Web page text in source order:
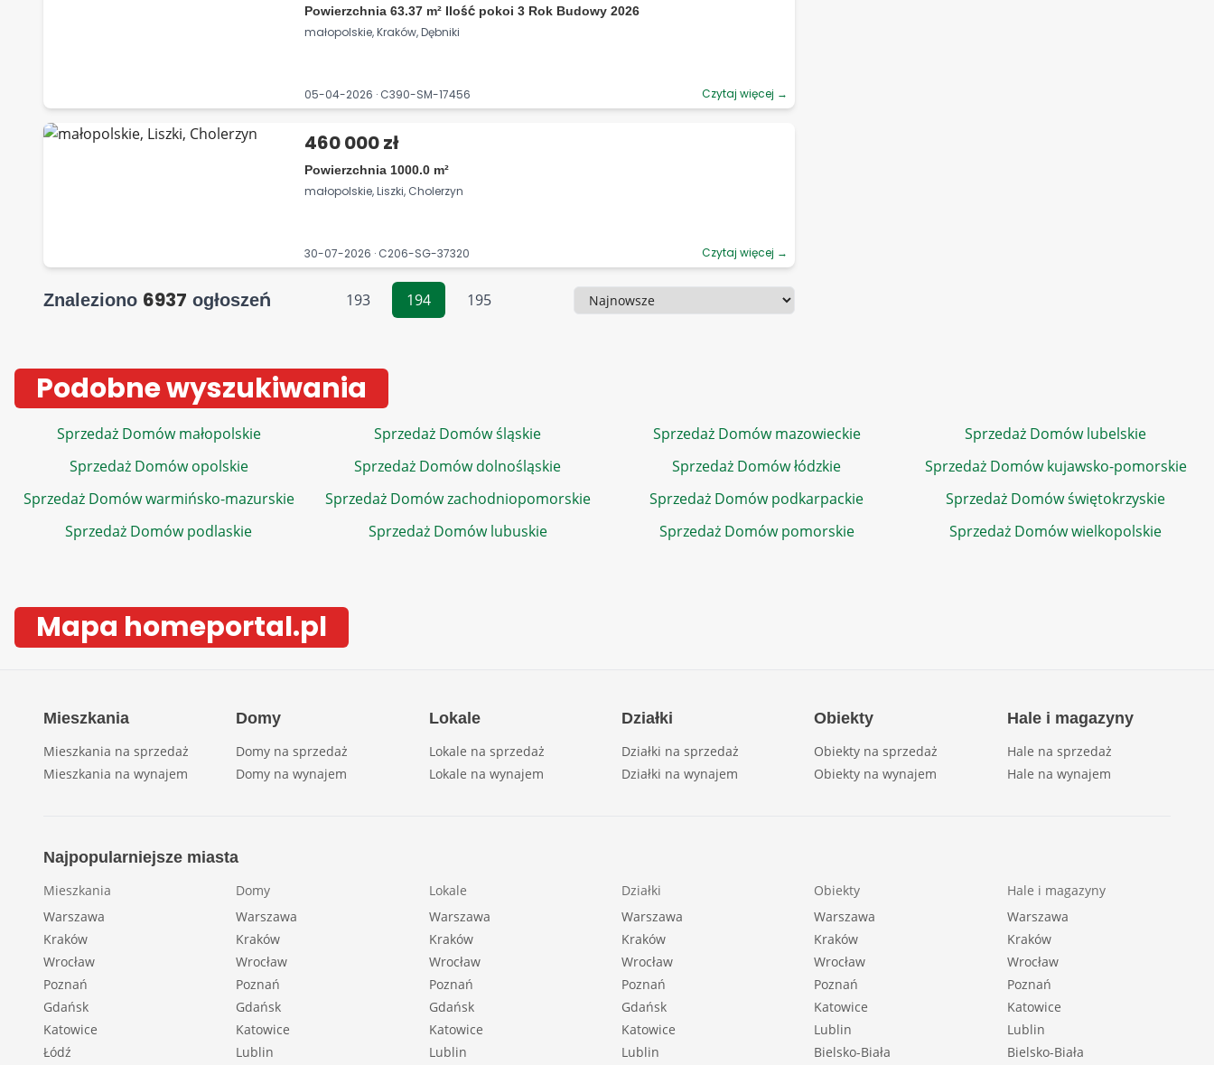
Powierzchnia 63.37 m² Ilość pokoi 3 Rok Budowy 2026
małopolskie, Kraków, Dębniki
05-04-2026 · C390-SM-17456 Czytaj więcej →
460 000 zł
Powierzchnia 1000.0 m²
małopolskie, Liszki, Cholerzyn
30-07-2026 · C206-SG-37320 Czytaj więcej →
Znaleziono 6937 ogłoszeń 193 194 195 Sortowanie
Podobne wyszukiwania
Sprzedaż Domów małopolskie Sprzedaż Domów śląskie Sprzedaż Domów mazowieckie
Sprzedaż Domów lubelskie
Sprzedaż Domów opolskie
Sprzedaż Domów dolnośląskie Sprzedaż Domów łódzkie
Sprzedaż Domów kujawsko-pomorskie
Sprzedaż Domów warmińsko-mazurskie
Sprzedaż Domów zachodniopomorskie Sprzedaż Domów podkarpackie
Sprzedaż Domów świętokrzyskie
Sprzedaż Domów podlaskie
Sprzedaż Domów lubuskie Sprzedaż Domów pomorskie Sprzedaż Domów wielkopolskie
Mapa homeportal.pl
Mieszkania
Mieszkania na sprzedaż
Mieszkania na wynajem
Domy
Domy na sprzedaż
Domy na wynajem
Lokale
Lokale na sprzedaż
Lokale na wynajem
Działki
Działki na sprzedaż
Działki na wynajem
Obiekty
Obiekty na sprzedaż
Obiekty na wynajem
Hale i magazyny
Hale na sprzedaż
Hale na wynajem
Najpopularniejsze miasta
Mieszkania
Warszawa
Kraków
Wrocław
Poznań
Gdańsk
Katowice
Łódź
Domy
Warszawa
Kraków
Wrocław
Poznań
Gdańsk
Katowice
Lublin
Lokale
Warszawa
Kraków
Wrocław
Poznań
Gdańsk
Katowice
Lublin
Działki
Warszawa
Kraków
Wrocław
Poznań
Gdańsk
Katowice
Lublin
Obiekty
Warszawa
Kraków
Wrocław
Poznań
Katowice
Lublin
Bielsko-Biała
Hale i magazyny
Warszawa
Kraków
Wrocław
Poznań
Katowice
Lublin
Bielsko-Biała